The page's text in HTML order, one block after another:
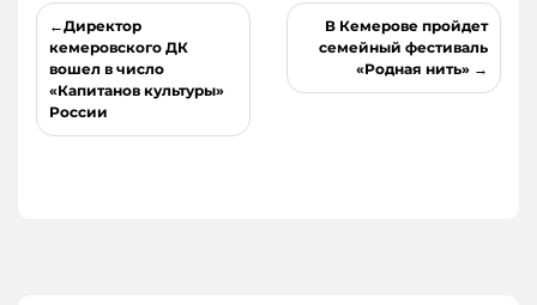
Навигация
по
записям
Директор
кемеровского ДК
вошел в число
«Капитанов культуры»
России
В Кемерове пройдет
семейный фестиваль
«Родная нить»